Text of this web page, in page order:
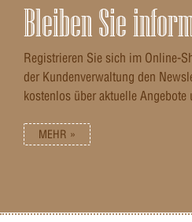
Bleiben Sie
Registrieren Sie sich im Online-
der Kundenverwaltung den
kostenlos über aktuelle
MEHR »